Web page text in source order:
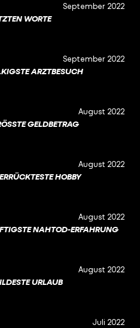
September 2022
WORTE
September 2022
ARZTBESUCH
August 2022
GELDBETRAG
August 2022
HOBBY
August 2022
NAHTOD-ERFAHRUNG
August 2022
URLAUB
Juli 2022